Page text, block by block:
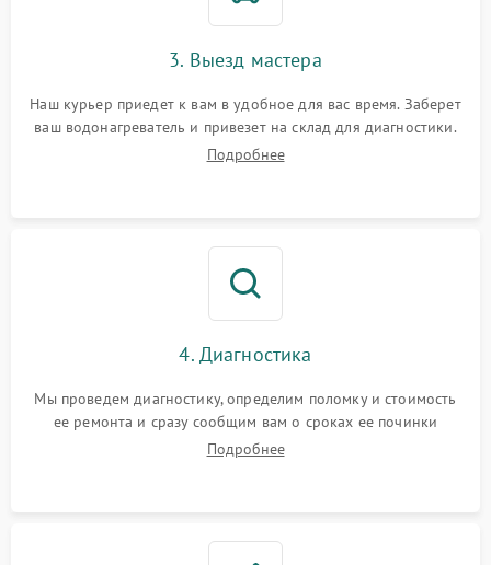
3. Выезд мастера
Наш курьер приедет к вам в удобное для вас время. Заберет
ваш водонагреватель и привезет на склад для диагностики.
Подробнее
4. Диагностика
Мы проведем диагностику, определим поломку и стоимость
ее ремонта и сразу сообщим вам о сроках ее починки
Подробнее